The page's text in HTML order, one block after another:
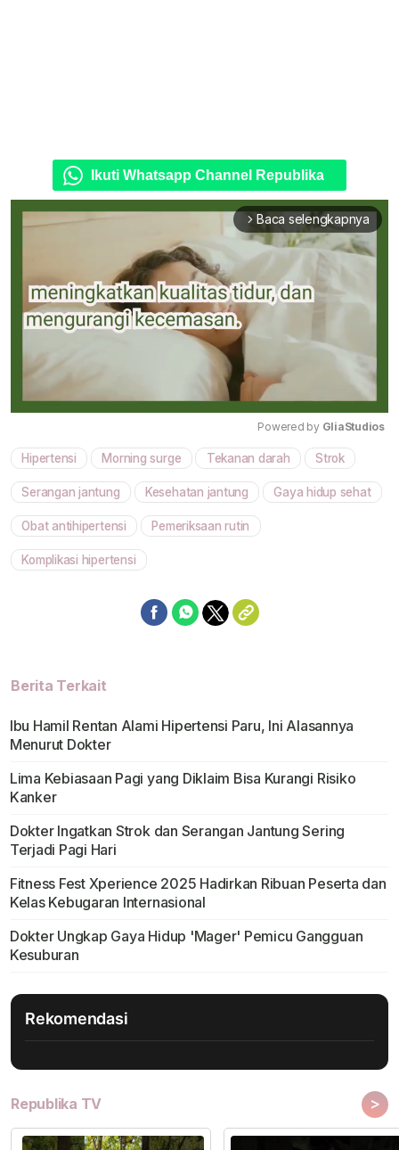
Ikuti Whatsapp Channel Republika
arrow_forward_ios Baca selengkapnya
Mute
Powered by GliaStudios
Hipertensi Morning surge Tekanan darah Strok
Serangan jantung Kesehatan jantung Gaya hidup sehat
Obat antihipertensi Pemeriksaan rutin
Komplikasi hipertensi
Berita Terkait
Ibu Hamil Rentan Alami Hipertensi Paru, Ini Alasannya
Menurut Dokter
Lima Kebiasaan Pagi yang Diklaim Bisa Kurangi Risiko
Kanker
Dokter Ingatkan Strok dan Serangan Jantung Sering
Terjadi Pagi Hari
Fitness Fest Xperience 2025 Hadirkan Ribuan Peserta dan
Kelas Kebugaran Internasional
Dokter Ungkap Gaya Hidup 'Mager' Pemicu Gangguan
Kesuburan
Rekomendasi
Republika TV >